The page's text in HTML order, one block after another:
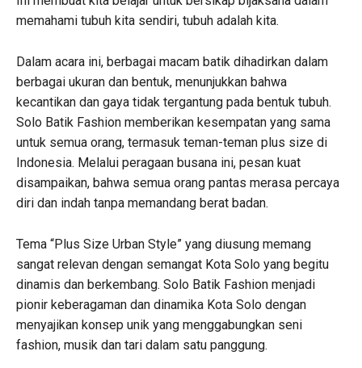
memahami tubuh kita sendiri, tubuh adalah kita.
Dalam acara ini, berbagai macam batik dihadirkan dalam
berbagai ukuran dan bentuk, menunjukkan bahwa
kecantikan dan gaya tidak tergantung pada bentuk tubuh.
Solo Batik Fashion memberikan kesempatan yang sama
untuk semua orang, termasuk teman-teman plus size di
Indonesia. Melalui peragaan busana ini, pesan kuat
disampaikan, bahwa semua orang pantas merasa percaya
diri dan indah tanpa memandang berat badan.
Tema “Plus Size Urban Style” yang diusung memang
sangat relevan dengan semangat Kota Solo yang begitu
dinamis dan berkembang. Solo Batik Fashion menjadi
pionir keberagaman dan dinamika Kota Solo dengan
menyajikan konsep unik yang menggabungkan seni
fashion, musik dan tari dalam satu panggung.